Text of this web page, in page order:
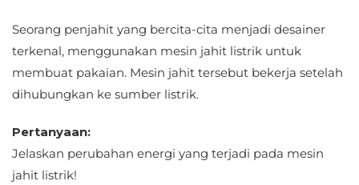
Seorang penjahit yang bercita-cita menjadi desainer
terkenal, menggunakan mesin jahit listrik untuk
membuat pakaian. Mesin jahit tersebut bekerja setelah
dihubungkan ke sumber listrik.
Pertanyaan:
Jelaskan perubahan energi yang terjadi pada mesin
jahit listrik!